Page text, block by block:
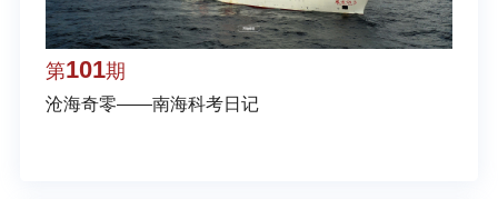
第101期
沧海奇零——南海科考日记